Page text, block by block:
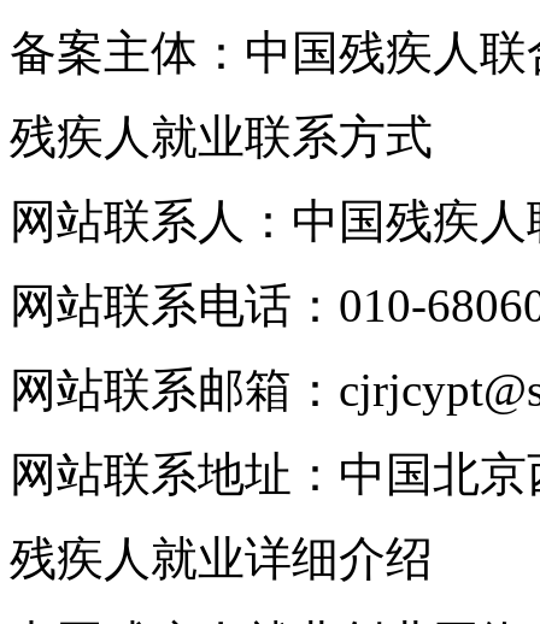
备案主体：中国残疾人
残疾人就业联系方式
网站联系人：中国残疾
网站联系电话：010-
网站联系邮箱：
网站联系地址：中国北
残疾人就业详细介绍